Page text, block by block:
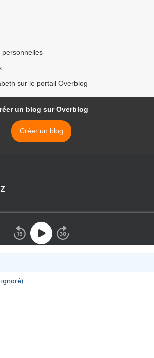
sur le portail Overblog
un blog sur Overblog
Créer un blog